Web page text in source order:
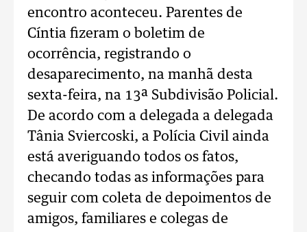
encontro aconteceu. Parentes de
Cíntia fizeram o boletim de
ocorrência, registrando o
desaparecimento, na manhã desta
sexta-feira, na 13ª Subdivisão Policial.
De acordo com a delegada a delegada
Tânia Sviercoski, a Polícia Civil ainda
está averiguando todos os fatos,
checando todas as informações para
seguir com coleta de depoimentos de
amigos, familiares e colegas de